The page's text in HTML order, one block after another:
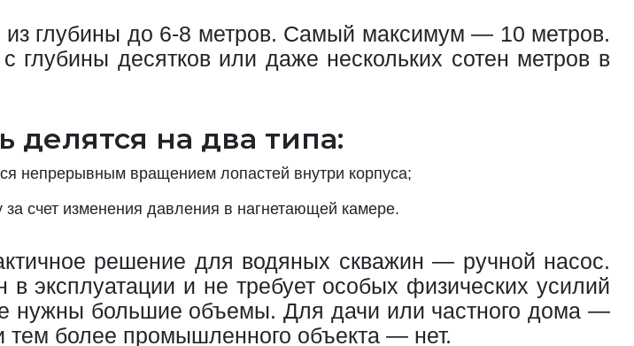
глубины до 6-8 метров. Самый максимум — 10 метров.
глубины десятков или даже нескольких сотен метров в
на два типа:
непрерывным вращением лопастей внутри корпуса;
счет изменения давления в нагнетающей камере.
решение для водяных скважин — ручной насос.
эксплуатации и не требует особых физических усилий
нужны большие объемы. Для дачи или частного дома —
тем более промышленного объекта — нет.